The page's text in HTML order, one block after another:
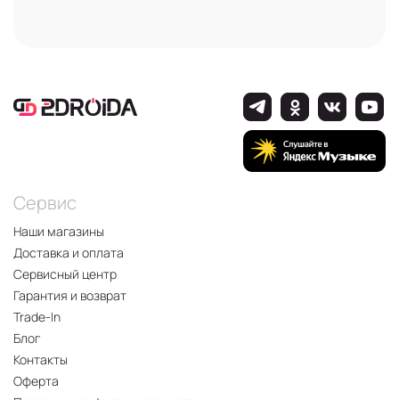
Сервис
Наши магазины
Доставка и оплата
Сервисный центр
Гарантия и возврат
Trade-In
Блог
Контакты
Оферта